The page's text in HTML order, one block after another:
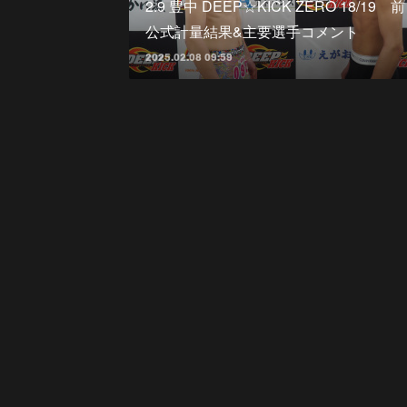
2.9 豊中 DEEP☆KICK ZERO 18/19
公式計量結果&主要選手コメント
2025.02.08 09:59